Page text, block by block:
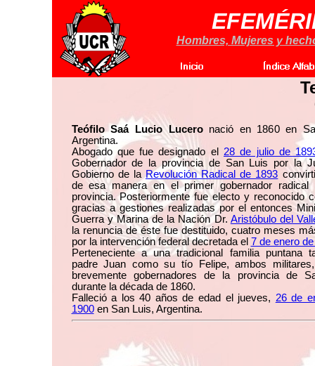
Hombres, Mujeres y
Teófilo Saá Lucio Luceronació en 1860 en
Argentina.
Abogado que fue designado el 28 de julio de
Gobernador de la provincia de San Luis por la
Gobierno de la Revolución Radical de 1893
de esa manera en el primer gobernador radical
provincia. Posteriormente fue electo y reconocido
gracias a gestiones realizadas por el entonces
Guerra y Marina de la Nación Dr. Aristóbulo del
la renuncia de éste fue destituido, cuatro meses
por la intervención federal decretada el 7 de enero
Perteneciente a una tradicional familia puntana
padre Juan como su tío Felipe, ambos
brevemente gobernadores de la provincia de
durante la década de 1860.
Falleció a los 40 años de edad el jueves, 26 de
1900en San Luis, Argentina.